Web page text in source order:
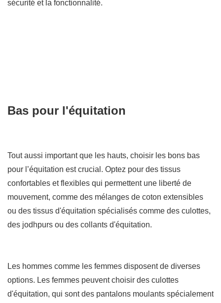
sécurité et la fonctionnalité.
Bas pour l'équitation
Tout aussi important que les hauts, choisir les bons bas
pour l’équitation est crucial. Optez pour des tissus
confortables et flexibles qui permettent une liberté de
mouvement, comme des mélanges de coton extensibles
ou des tissus d'équitation spécialisés comme des culottes,
des jodhpurs ou des collants d'équitation.
Les hommes comme les femmes disposent de diverses
options. Les femmes peuvent choisir des culottes
d'équitation, qui sont des pantalons moulants spécialement